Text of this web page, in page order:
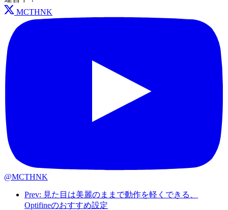
MCTHNK
@MCTHNK
Prev: 見た目は美麗のままで動作を軽くできる、
Optifineのおすすめ設定